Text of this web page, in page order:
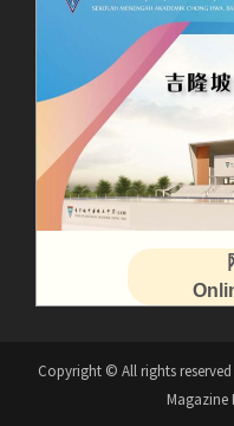
Copyright © All rights
Magazine